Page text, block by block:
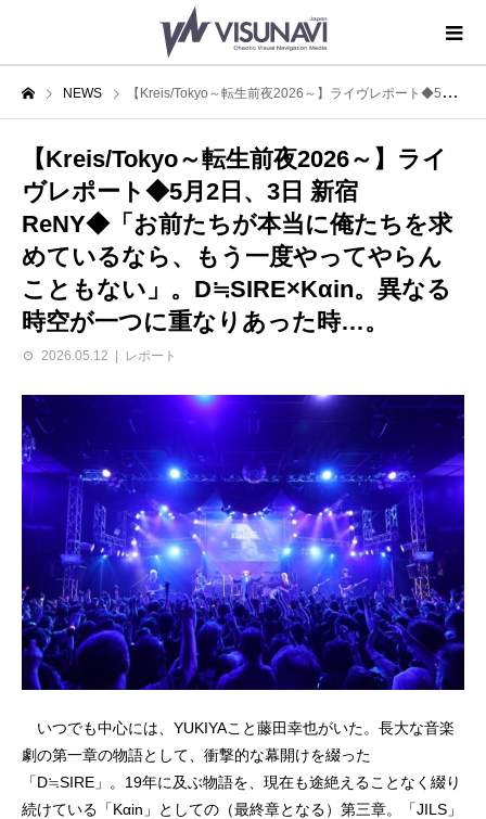
NEWS 【Kreis/Tokyo～転生前夜2026～】ライヴレポート◆5月2日、3日 新宿ReNY◆「お前たちが本当に俺たちを求めているなら、もう一度やってやらんこともない」。D≒SIRE×Kαin。異なる時空が一つに重なりあった時…。
【Kreis/Tokyo～転生前夜2026～】ライ
ヴレポート◆5月2日、3日 新宿
ReNY◆「お前たちが本当に俺たちを求
めているなら、もう一度やってやらん
こともない」。D≒SIRE×Kαin。異なる
時空が一つに重なりあった時…。
2026.05.12 レポート
いつでも中心には、YUKIYAこと藤田幸也がいた。長大な音楽
劇の第一章の物語として、衝撃的な幕開けを綴った
「D≒SIRE」。19年に及ぶ物語を、現在も途絶えることなく綴り
続けている「Kαin」としての（最終章となる）第三章。「JILS」